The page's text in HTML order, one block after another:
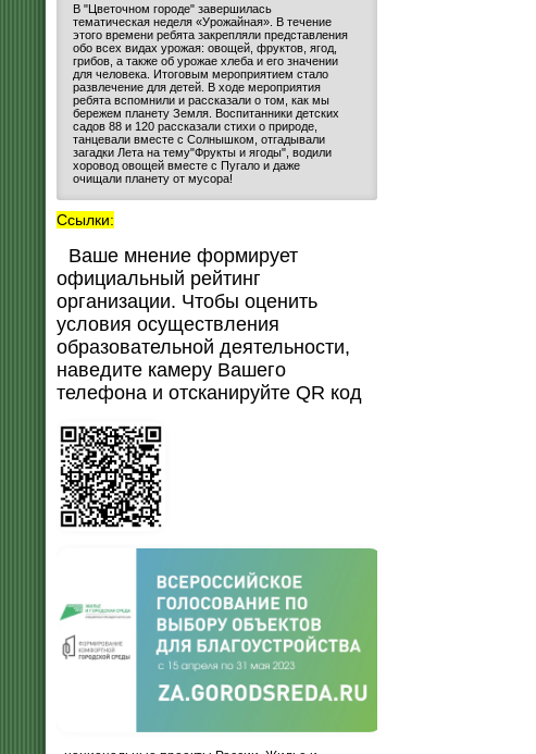
В "Цветочном городе" завершилась
тематическая неделя «Урожайная». В течение
этого времени ребята закрепляли представления
обо всех видах урожая: овощей, фруктов, ягод,
грибов, а также об урожае хлеба и его значении
для человека. Итоговым мероприятием стало
развлечение для детей. В ходе мероприятия
ребята вспомнили и рассказали о том, как мы
бережем планету Земля. Воспитанники детских
садов 88 и 120 рассказали стихи о природе,
танцевали вместе с Солнышком, отгадывали
загадки Лета на тему"Фрукты и ягоды", водили
хоровод овощей вместе с Пугало и даже
очищали планету от мусора!
Ссылки:
Ваше мнение формирует
официальный рейтинг
организации. Чтобы оценить
условия осуществления
образовательной деятельности,
наведите камеру Вашего
телефона и отсканируйте QR код